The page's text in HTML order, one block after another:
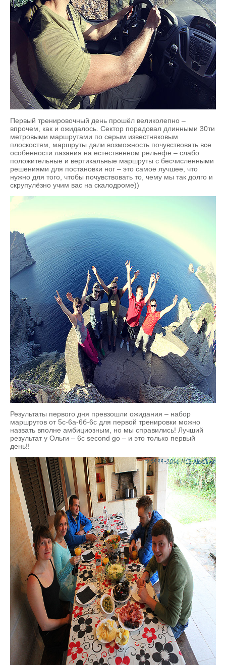
Первый тренировочный день прошёл великолепно –
впрочем, как и ожидалось. Сектор порадовал длинными 30ти
метровыми маршрутами по серым известняковым
плоскостям, маршруты дали возможность почувствовать все
особенности лазания на естественном рельефе – слабо
положительные и вертикальные маршруты с бесчисленными
решениями для постановки ног – это самое лучшее, что
нужно для того, чтобы почувствовать то, чему мы так долго и
скрупулёзно учим вас на скалодроме))
Результаты первого дня превзошли ожидания – набор
маршрутов от 5с-6а-6б-6с для первой тренировки можно
назвать вполне амбициозным, но мы справились! Лучший
результат у Ольги – 6с second go – и это только первый
день!!